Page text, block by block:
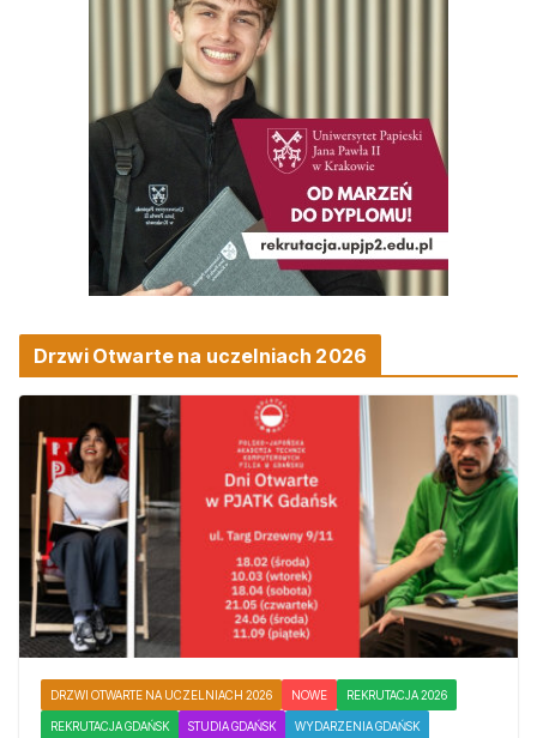
Drzwi Otwarte na uczelniach 2026
DRZWI OTWARTE NA UCZELNIACH 2026 NOWE REKRUTACJA 2026
REKRUTACJA GDAŃSK STUDIA GDAŃSK WYDARZENIA GDAŃSK